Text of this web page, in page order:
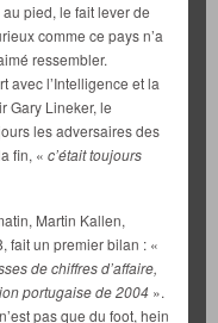
pied, le fait lever de
comme ce pays n’a
ressembler.
avec l’Intelligence et la
Gary Lineker, le
les adversaires des
fin, « c’était toujours
Martin Kallen,
fait un premier bilan : «
de chiffres d’affaire,
portugaise de 2004 ».
pas que du foot, hein